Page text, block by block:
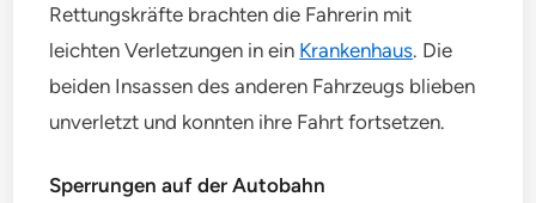
Rettungskräfte brachten die Fahrerin mit
leichten Verletzungen in ein Krankenhaus. Die
beiden Insassen des anderen Fahrzeugs blieben
unverletzt und konnten ihre Fahrt fortsetzen.
Sperrungen auf der Autobahn